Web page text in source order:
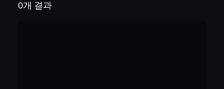
0개 결과